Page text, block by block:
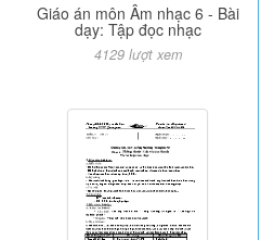
Giáo án môn Âm nhạc 6 - Bài
dạy: Tập đọc nhạc
4129 lượt xem